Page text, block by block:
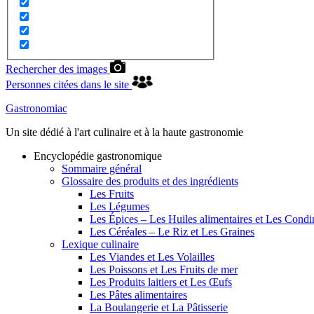
Rechercher des images
Personnes citées dans le site
Gastronomiac
Un site dédié à l'art culinaire et à la haute gastronomie
Encyclopédie gastronomique
Sommaire général
Glossaire des produits et des ingrédients
Les Fruits
Les Légumes
Les Épices – Les Huiles alimentaires et Les
Les Céréales – Le Riz et Les Graines
Lexique culinaire
Les Viandes et Les Volailles
Les Poissons et Les Fruits de mer
Les Produits laitiers et Les Œufs
Les Pâtes alimentaires
La Boulangerie et La Pâtisserie